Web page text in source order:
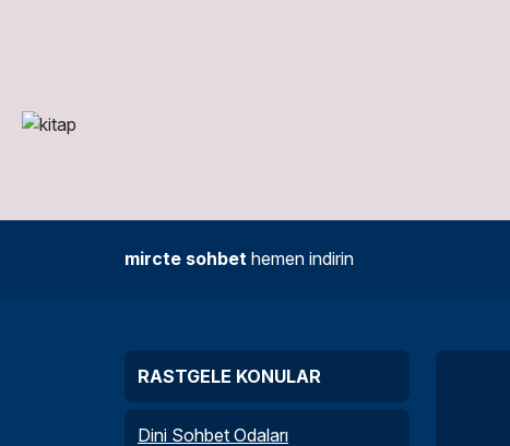
mircte sohbet hemen indirin
RASTGELE KONULAR
Dini Sohbet Odaları